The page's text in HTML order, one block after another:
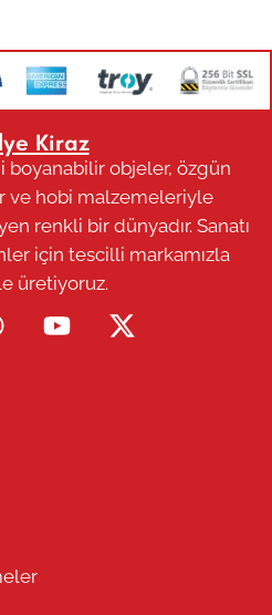
Kiraz
boyanabilir objeler, özgün
ve hobi malzemeleriyle
renkli bir dünyadır. Sanatı
için tescilli markamızla
üretiyoruz.